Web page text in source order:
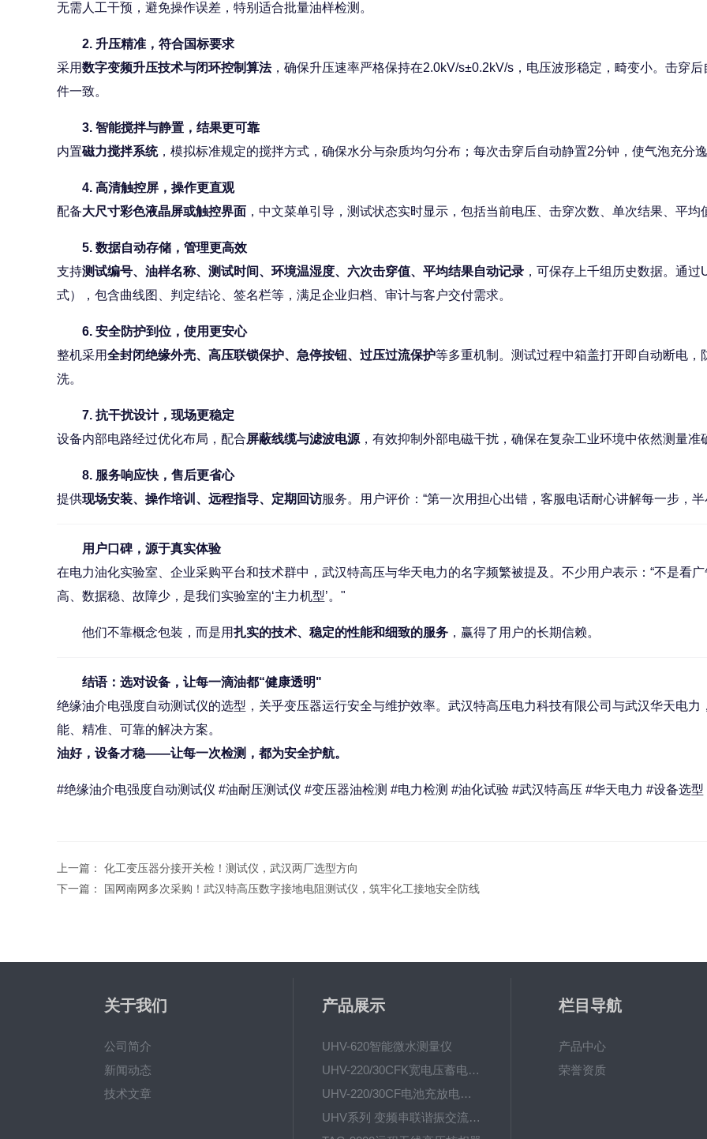
无需人工干预，避免操作误差，特别适合批量油样检测。
2. 升压精准，符合国标要求
采用数字变频升压技术与闭环控制算法，确保升压速率严格保持在2.0kV/s±0.2kV/s，电压波形稳定，畸变小。击穿
件一致。
3. 智能搅拌与静置，结果更可靠
内置磁力搅拌系统，模拟标准规定的搅拌方式，确保水分与杂质均匀分布；每次击穿后自动静置2分钟，使气泡充分
4. 高清触控屏，操作更直观
配备大尺寸彩色液晶屏或触控界面 ，中文菜单引导，测试状态实时显示，包括当前电压、击穿次数、单次结果、平
5. 数据自动存储，管理更高效
支持测试编号、油样名称、测试时间、环境温湿度、六次击穿值、平均结果自动记录 ，可保存上千组历史数据。通
式），包含曲线图、判定结论、签名栏等，满足企业归档、审计与客户交付需求。
6. 安全防护到位，使用更安心
整机采用全封闭绝缘外壳、高压联锁保护、急停按钮、过压过流保护等多重机制。测试过程中箱盖打开即自动断电
洗。
7. 抗干扰设计，现场更稳定
设备内部电路经过优化布局，配合屏蔽线缆与滤波电源 ，有效抑制外部电磁干扰，确保在复杂工业环境中依然测量准
8. 服务响应快，售后更省心
提供现场安装、操作培训、远程指导、定期回访服务。用户评价：“第一次用担心出错，客服电话耐心讲解每一步，
用户口碑，源于真实体验
在电力油化实验室、企业采购平台和技术群中，武汉特高压与华天电力的名字频繁被提及。不少用户表示：“不是看
高、数据稳、故障少，是我们实验室的‘主力机型’。"
他们不靠概念包装，而是用扎实的技术、稳定的性能和细致的服务 ，赢得了用户的长期信赖。
结语：选对设备，让每一滴油都“健康透明"
绝缘油介电强度自动测试仪的选型，关乎变压器运行安全与维护效率。武汉特高压电力科技有限公司与武汉华天电
能、精准、可靠的解决方案。
油好，设备才稳——让每一次检测，都为安全护航。
#绝缘油介电强度自动测试仪 #油耐压测试仪 #变压器油检测 #电力检测 #油化试验 #武汉特高压 #华天电力 #设备选
上一篇： 化工变压器分接开关检！测试仪，武汉两厂选型方向
下一篇：
国网南网多次采购！武汉特高压数字接地电阻测试仪，筑牢化工接地安全防线
关于我们
公司简介
新闻动态
技术文章
产品展示
UHV-620智能微水测量仪
UHV-220/30CFK宽电压蓄电池充放电测试仪
UHV-220/30CF电池充放电测试仪
UHV系列 变频串联谐振交流耐压装置
栏目导航
产品中心
荣誉资质